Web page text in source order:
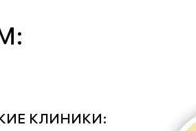
КЛИНИКИ: